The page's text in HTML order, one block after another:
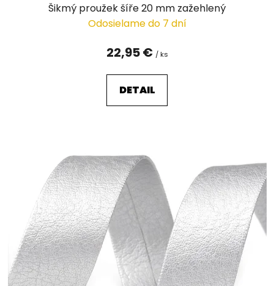
Šikmý proužek šíře 20 mm zažehlený
Odosielame do 7 dní
22,95 € / ks
DETAIL